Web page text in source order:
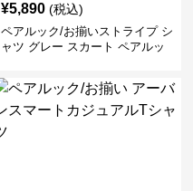
¥5,890 (税込)
ペアルック/お揃いストライプ シ
ャツ グレー スカート ペアルッ